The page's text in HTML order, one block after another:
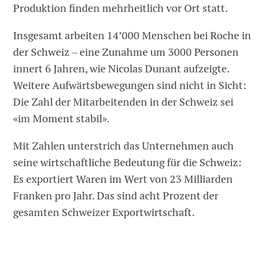
Produktion finden mehrheitlich vor Ort statt.
Insgesamt arbeiten 14’000 Menschen bei Roche in
der Schweiz – eine Zunahme um 3000 Personen
innert 6 Jahren, wie Nicolas Dunant aufzeigte.
Weitere Aufwärtsbewegungen sind nicht in Sicht:
Die Zahl der Mitarbeitenden in der Schweiz sei
«im Moment stabil».
Mit Zahlen unterstrich das Unternehmen auch
seine wirtschaftliche Bedeutung für die Schweiz:
Es exportiert Waren im Wert von 23 Milliarden
Franken pro Jahr. Das sind acht Prozent der
gesamten Schweizer Exportwirtschaft.